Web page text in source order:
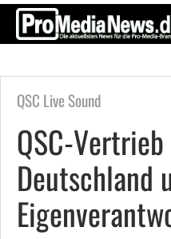
QSC Live Sound
QSC-
Deutschland